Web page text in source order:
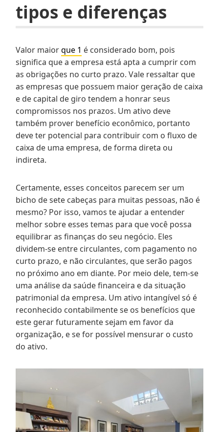
tipos e diferenças
Valor maiorque 1 é considerado bom, pois
significa que a empresa está apta a cumprir com
as obrigações no curto prazo. Vale ressaltar que
as empresas que possuem maior geração de caixa
e de capital de giro tendem a honrar seus
compromissos nos prazos. Um ativo deve
também prover benefício econômico, portanto
deve ter potencial para contribuir com o fluxo de
caixa de uma empresa, de forma direta ou
indireta.
Certamente, esses conceitos parecem ser um
bicho de sete cabeças para muitas pessoas, não é
mesmo? Por isso, vamos te ajudar a entender
melhor sobre esses temas para que você possa
equilibrar as finanças do seu negócio. Eles
dividem-se entre circulantes, com pagamento no
curto prazo, e não circulantes, que serão pagos
no próximo ano em diante. Por meio dele, tem-se
uma análise da saúde financeira e da situação
patrimonial da empresa. Um ativo intangível só é
reconhecido contabilmente se os benefícios que
este gerar futuramente sejam em favor da
organização, e se for possível mensurar o custo
do ativo.